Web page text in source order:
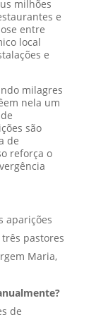
milhões
e
entre
local
e
milagres
nela um
são
de
reforça o
aparições
pastores
Maria,
de